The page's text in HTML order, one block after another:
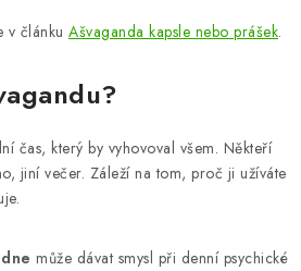
v článku Ašvaganda kapsle nebo prášek.
čas, který by vyhovoval všem. Někteří
jiní večer. Záleží na tom, proč ji užíváte
může dávat smysl při denní psychické